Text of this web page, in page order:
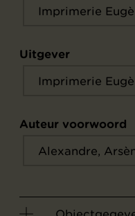
Imprimerie
Uitgever
Imprimerie
Auteur voorwoord
Alexandre,